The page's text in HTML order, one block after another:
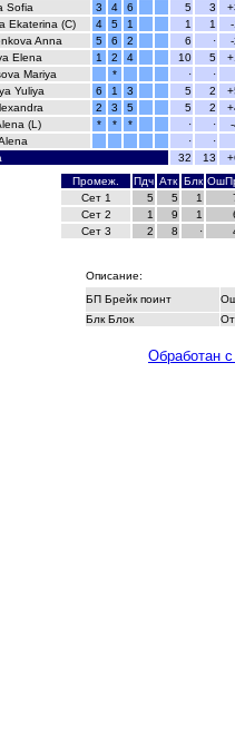
Sofia 3 4 6 5 3
Ekaterina (C) 4 5 1 1 1
Anna 5 6 2 6 ·
Elena 1 2 4 10 5
Mariya * ·
·
Yuliya 6 1 3 5 2
2 3 5 5 2
(L) * * * · ·
·
·
32 13
Промеж.
Пдч Атк Блк
Сет 1
5 5 1
Сет 2
1 9 1
Сет 3
2 8 ·
Описание:
БП Брейк поинт
Блк Блок
Обработан